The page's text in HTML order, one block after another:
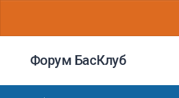
Форум БасКлуб